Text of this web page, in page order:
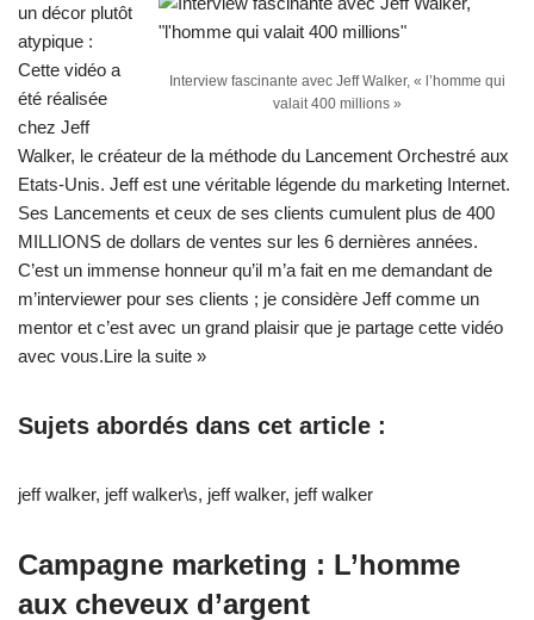
Interview fascinante avec Jeff Walker, « l’homme qui
valait 400 millions »
un décor plutôt
atypique :
Cette vidéo a
été réalisée
chez Jeff
Walker, le créateur de la méthode du Lancement Orchestré aux
Etats-Unis. Jeff est une véritable légende du marketing Internet.
Ses Lancements et ceux de ses clients cumulent plus de 400
MILLIONS de dollars de ventes sur les 6 dernières années.
C’est un immense honneur qu’il m’a fait en me demandant de
m’interviewer pour ses clients ; je considère Jeff comme un
mentor et c’est avec un grand plaisir que je partage cette vidéo
avec vous.Lire la suite »
Sujets abordés dans cet article :
jeff walker, jeff walker\s, jeff walker, jeff walker
Campagne marketing : L’homme
aux cheveux d’argent